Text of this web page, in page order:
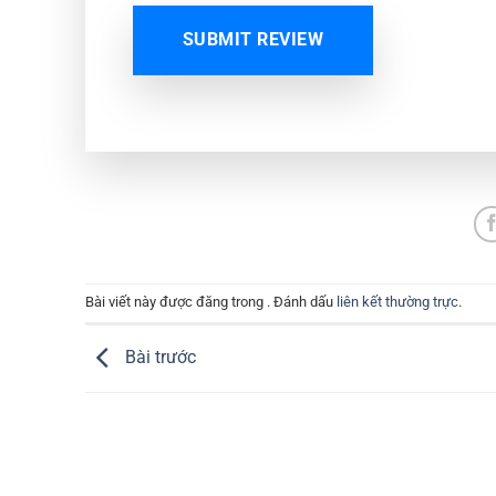
SUBMIT REVIEW
Bài viết này được đăng trong . Đánh dấu liên kết thường trực.
Bài trước